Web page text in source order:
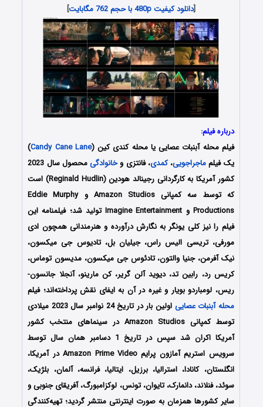
[دانلود کیفیت 480p با حجم 762 مگابایت ]
درباره فیلم:
فیلم محله آبنبات عصایی یا محله کندی کین (Candy Cane Lane
)
یک فیلمماجراجویی،کمدی، فانتزی وخانوادگی
محصول سال 2023
کشور آمریکا به کارگردانی رجینالد هودین (Reginald Hudlin) است
که توسط سه کمپانی‌ Amazon Studios و Eddie Murphy
Productions و Imagine Entertainment تولید شد؛ فیلمنامه این
فیلم را نیز کلی یونگر به نگارش درآورده و هنرمندانی همچون ادی
مورفی، تریسی الیس راس، جیلیان بل، تادیوس جی میکسون،
نیک آفرمن، جنیا والتون، تادئوس جی میکسون، مدیسون توماس،
کریس رد، رابین تد، دیوید آلن گریر، کن مارینو، آنجلا جانسون-
ریس، لومباردو بویار و غیره در آن به ایفای نقش پرداخته‌اند؛ فیلم
محله آبنبات عصایی
اولین بار در تاریخ 24 نوامبر سال 2023 میلادی
توسط کمپانی Amazon Studios در سینماهای منتخب کشور
آمریکا اکران شد سپس در تاریخ 1 دسامبر همان سال توسط
سرویس استریم آمازون پرایم Amazon Prime Video در آمریکا،
انگلستان، کانادا، استرالیا، برزیل، ایتالیا، فرانسه، آلمان، بلژیک،
سوئد، فنلاند، دانمارک، تایوان، تونس، لوکزامبورگ، آفریقای جنوبی و
سایر کشورها همزمان به صورت اینترنتی منتشر گردید؛ تهیه‌کنندگی